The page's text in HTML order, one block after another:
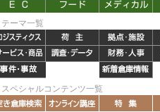
テーマ一覧
スペシャルコンテンツ一覧